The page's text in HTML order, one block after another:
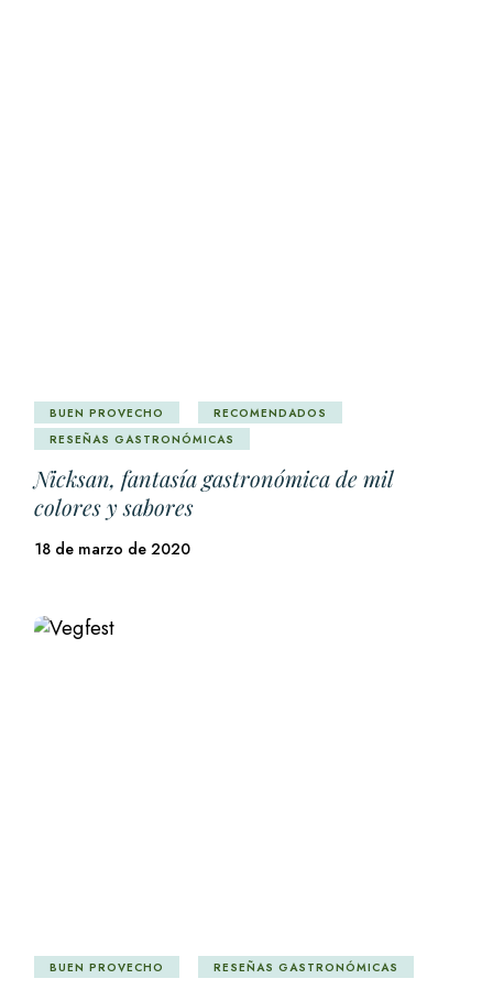
BUEN PROVECHO
RECOMENDADOS
RESEÑAS GASTRONÓMICAS
Nicksan, fantasía gastronómica de mil
colores y sabores
18 de marzo de 2020
BUEN PROVECHO RESEÑAS GASTRONÓMICAS